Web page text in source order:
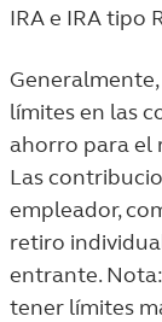
IRA e IRA tipo
límites en las
ahorro para el
Las
empleador,
retiro
entrante.
tener límites